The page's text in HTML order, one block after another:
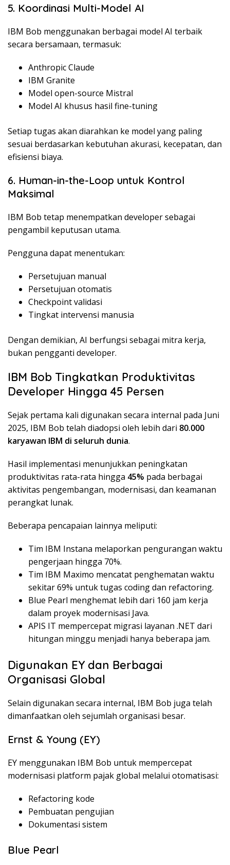
5. Koordinasi Multi-Model AI
IBM Bob menggunakan berbagai model AI terbaik
secara bersamaan, termasuk:
Anthropic Claude
IBM Granite
Model open-source Mistral
Model AI khusus hasil fine-tuning
Setiap tugas akan diarahkan ke model yang paling
sesuai berdasarkan kebutuhan akurasi, kecepatan, dan
efisiensi biaya.
6. Human-in-the-Loop untuk Kontrol
Maksimal
IBM Bob tetap menempatkan developer sebagai
pengambil keputusan utama.
Pengguna dapat menentukan:
Persetujuan manual
Persetujuan otomatis
Checkpoint validasi
Tingkat intervensi manusia
Dengan demikian, AI berfungsi sebagai mitra kerja,
bukan pengganti developer.
IBM Bob Tingkatkan Produktivitas
Developer Hingga 45 Persen
Sejak pertama kali digunakan secara internal pada Juni
2025, IBM Bob telah diadopsi oleh lebih dari 80.000
karyawan IBM di seluruh dunia.
Hasil implementasi menunjukkan peningkatan
produktivitas rata-rata hingga 45% pada berbagai
aktivitas pengembangan, modernisasi, dan keamanan
perangkat lunak.
Beberapa pencapaian lainnya meliputi:
Tim IBM Instana melaporkan pengurangan waktu
pengerjaan hingga 70%.
Tim IBM Maximo mencatat penghematan waktu
sekitar 69% untuk tugas coding dan refactoring.
Blue Pearl menghemat lebih dari 160 jam kerja
dalam proyek modernisasi Java.
APIS IT mempercepat migrasi layanan .NET dari
hitungan minggu menjadi hanya beberapa jam.
Digunakan EY dan Berbagai
Organisasi Global
Selain digunakan secara internal, IBM Bob juga telah
dimanfaatkan oleh sejumlah organisasi besar.
Ernst & Young (EY)
EY menggunakan IBM Bob untuk mempercepat
modernisasi platform pajak global melalui otomatisasi:
Refactoring kode
Pembuatan pengujian
Dokumentasi sistem
Blue Pearl